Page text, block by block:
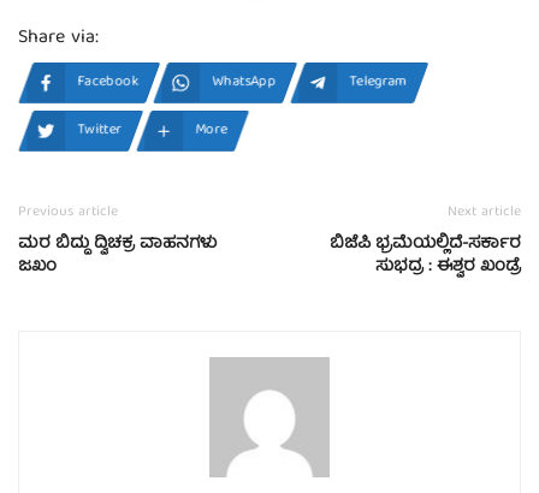
Share via:
Facebook WhatsApp
Telegram
Twitter
More
Previous article
ಮರ ಬಿದ್ದು ದ್ವಿಚಕ್ರ ವಾಹನಗಳು
ಜಖಂ
Next article
ಬಿಜೆಪಿ ಭ್ರಮೆಯಲ್ಲಿದೆ-ಸರ್ಕಾರ
ಸುಭದ್ರ : ಈಶ್ವರ ಖಂಡ್ರೆ